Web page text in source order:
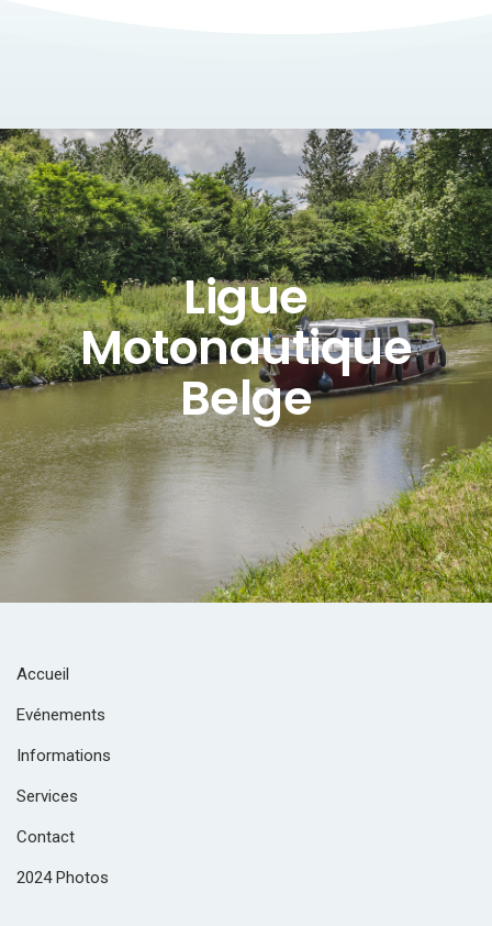
Ligue
Motonautique
Belge
Accueil
Evénements
Informations
Services
Contact
2024 Photos